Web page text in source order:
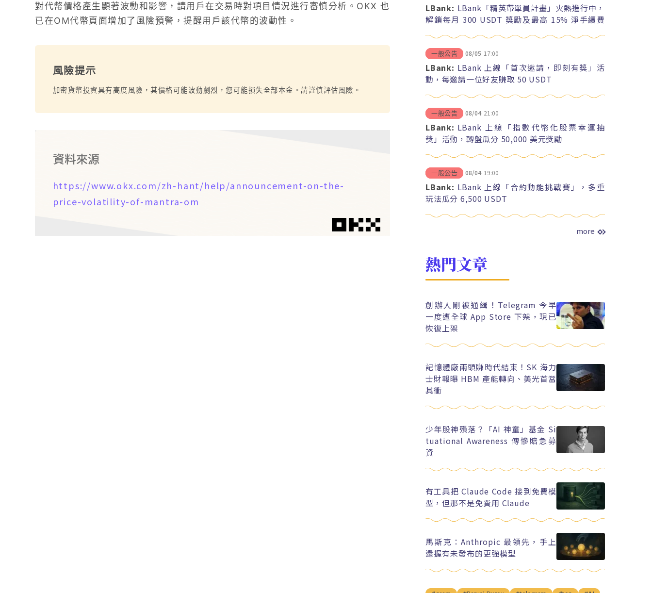
對代幣價格產生顯著波動和影響，請用戶在交易時對項目情況進行審慎分析。OKX 也
已在OM代幣頁面增加了風險預警，提醒用戶該代幣的波動性。
風險提示
加密貨幣投資具有高度風險，其價格可能波動劇烈，您可能損失全部本金。請謹慎評估風險。
資料來源
https://www.okx.com/zh-hant/help/announcement-on-the-
price-volatility-of-mantra-om
LBank: LBank「精英帶單員計畫」火熱進行中，
解鎖每月 300 USDT 獎勵及最高 15% 淨手續費
一般公告 08/05 17:00
LBank: LBank 上線「首次邀請，即刻有獎」活
動，每邀請一位好友賺取 50 USDT
一般公告 08/04 21:00
LBank: LBank 上線「指數代幣化股票幸運抽
獎」活動，轉盤瓜分 50,000 美元獎勵
一般公告 08/04 19:00
LBank: LBank 上線「合約動能挑戰賽」，多重
玩法瓜分 6,500 USDT
more
熱門文章
創辦人剛被通緝！Telegram 今早
一度遭全球 App Store 下架，現已
恢復上架
記憶體廠兩頭賺時代結束！SK 海力
士財報曝 HBM 產能轉向、美光首當
其衝
少年股神殞落？「AI 神童」基金 Si
tuational Awareness 傳慘賠急募
資
有工具把 Claude Code 接到免費模
型，但那不是免費用 Claude
馬斯克：Anthropic 最領先，手上
還握有未發布的更強模型